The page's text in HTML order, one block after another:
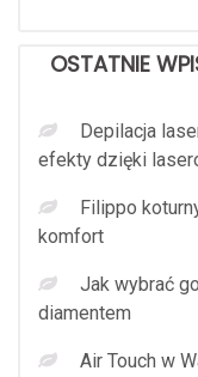
OSTATNIE
Depilacja
efekty dzięki
Filippo
komfort
Jak wybrać
diamentem
Air Touch w